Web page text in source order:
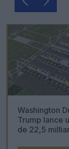
Washington
Trump lance
de 22,5